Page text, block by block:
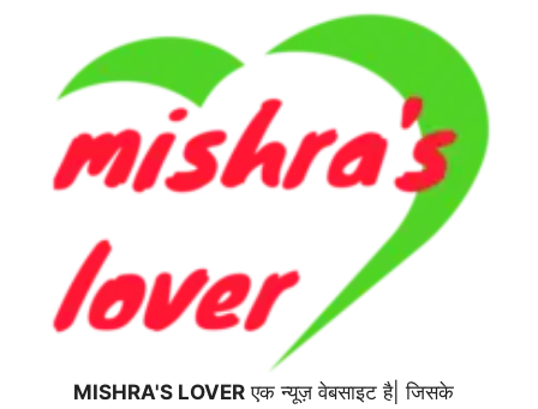
MISHRA'S LOVER एक न्यूज़ वेबसाइट है| जिसके